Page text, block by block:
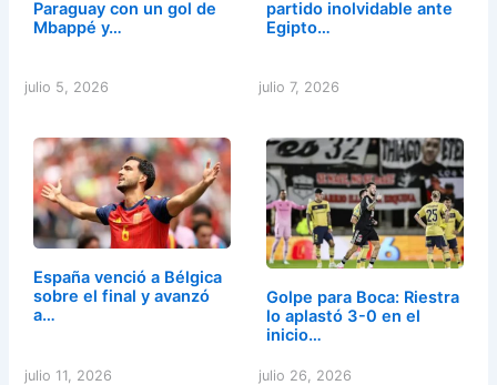
Paraguay con un gol de
Mbappé y…
julio 5, 2026
partido inolvidable ante
Egipto…
julio 7, 2026
España venció a Bélgica
sobre el final y avanzó
a…
julio 11, 2026
Golpe para Boca: Riestra
lo aplastó 3-0 en el
inicio…
julio 26, 2026